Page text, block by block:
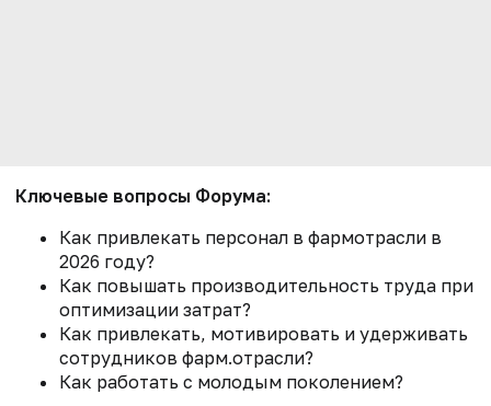
Ключевые вопросы Форума:
Как привлекать персонал в фармотрасли в
2026 году?
Как повышать производительность труда при
оптимизации затрат?
Как привлекать, мотивировать и удерживать
сотрудников фарм.отрасли?
Как работать с молодым поколением?